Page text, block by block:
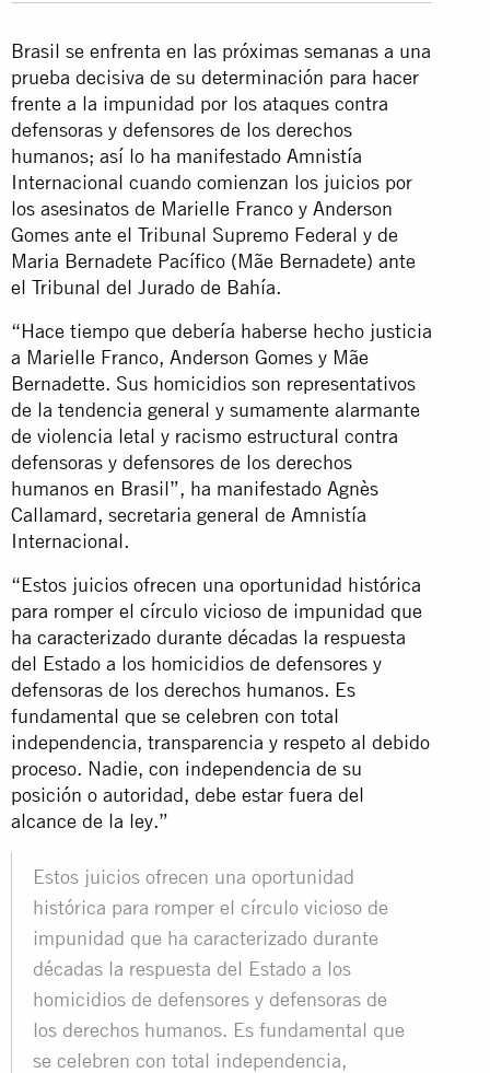
Brasil se enfrenta en las próximas semanas a una
prueba decisiva de su determinación para hacer
frente a la impunidad por los ataques contra
defensoras y defensores de los derechos
humanos; así lo ha manifestado Amnistía
Internacional cuando comienzan los juicios por
los asesinatos de Marielle Franco y Anderson
Gomes ante el Tribunal Supremo Federal y de
Maria Bernadete Pacífico (Mãe Bernadete) ante
el Tribunal del Jurado de Bahía.
“Hace tiempo que debería haberse hecho justicia
a Marielle Franco, Anderson Gomes y Mãe
Bernadette. Sus homicidios son representativos
de la tendencia general y sumamente alarmante
de violencia letal y racismo estructural contra
defensoras y defensores de los derechos
humanos en Brasil”, ha manifestado Agnès
Callamard, secretaria general de Amnistía
Internacional.
“Estos juicios ofrecen una oportunidad histórica
para romper el círculo vicioso de impunidad que
ha caracterizado durante décadas la respuesta
del Estado a los homicidios de defensores y
defensoras de los derechos humanos. Es
fundamental que se celebren con total
independencia, transparencia y respeto al debido
proceso. Nadie, con independencia de su
posición o autoridad, debe estar fuera del
alcance de la ley.”
Estos juicios ofrecen una oportunidad
histórica para romper el círculo vicioso de
impunidad que ha caracterizado durante
décadas la respuesta del Estado a los
homicidios de defensores y defensoras de
los derechos humanos. Es fundamental que
se celebren con total independencia,